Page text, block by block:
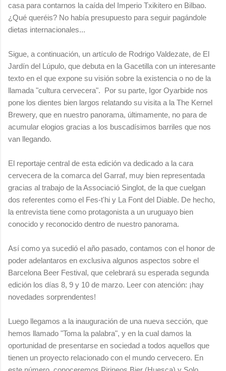
casa para contarnos la caída del Imperio Txikitero en Bilbao.
¿Qué queréis? No había presupuesto para seguir pagándole
dietas internacionales...
Sigue, a continuación, un artículo de Rodrigo Valdezate, de El
Jardín del Lúpulo, que debuta en la Gacetilla con un interesante
texto en el que expone su visión sobre la existencia o no de la
llamada "cultura cervecera". Por su parte, Igor Oyarbide nos
pone los dientes bien largos relatando su visita a la The Kernel
Brewery, que en nuestro panorama, últimamente, no para de
acumular elogios gracias a los buscadísimos barriles que nos
van llegando.
El reportaje central de esta edición va dedicado a la cara
cervecera de la comarca del Garraf, muy bien representada
gracias al trabajo de la Associació Singlot, de la que cuelgan
dos referentes como el Fes-t'hi y La Font del Diable. De hecho,
la entrevista tiene como protagonista a un uruguayo bien
conocido y reconocido dentro de nuestro panorama.
Así como ya sucedió el año pasado, contamos con el honor de
poder adelantaros en exclusiva algunos aspectos sobre el
Barcelona Beer Festival, que celebrará su esperada segunda
edición los días 8, 9 y 10 de marzo. Leer con atención: ¡hay
novedades sorprendentes!
Luego llegamos a la inauguración de una nueva sección, que
hemos llamado "Toma la palabra", y en la cual damos la
oportunidad de presentarse en sociedad a todos aquellos que
tienen un proyecto relacionado con el mundo cervecero. En